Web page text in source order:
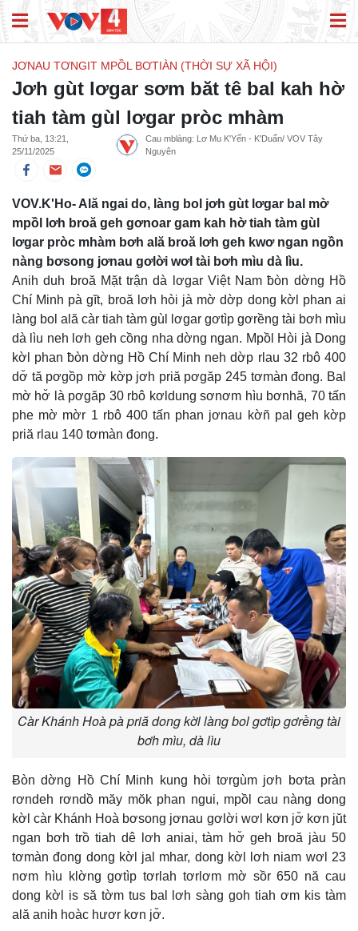
JƠNAU TƠNGIT MPỒL BƠTIÀN (THỜI SỰ XÃ HỘI)
Jơh gùt lơgar sơm băt tê bal kah hờ
tiah tàm gùl lơgar pròc mhàm
Thứ ba, 13:21,
25/11/2025
Cau mblàng: Lơ Mu K'Yến - K'Duẩn/ VOV Tây
Nguyên
VOV.K'Ho- Ală ngai do, làng bol jơh gùt lơgar bal mờ
mpồl lơh broă geh gơnoar gam kah hờ tiah tàm gùl
lơgar pròc mhàm bơh ală broă lơh geh kwơ ngan ngồn
nàng bơsong jơnau gơlời wơl tài bơh mìu dà lìu.
Anih duh broă Mặt trận dà lơgar Việt Nam ƀòn dờng Hồ
Chí Minh pà gĭt, broă lơh hòi jà mờ dờp dong kờl phan ai
làng bol ală càr tiah tàm gùl lơgar gơtìp gơrềng tài bơh mìu
dà lìu neh lơh geh cồng nha dờng ngan. Mpồl Hòi jà Dong
kờl phan ƀòn dờng Hồ Chí Minh neh dờp rlau 32 rbô 400
dơ̆ tă pơgồp mờ kờp jơh priă pơgăp 245 tơmàn đong. Bal
mờ hơ̆ là pơgăp 30 rbô kơldung sơnơm hìu bơnhă, 70 tấn
phe mờ mờr 1 rbô 400 tấn phan jơnau kờñ pal geh kờp
priă rlau 140 tơmàn đong.
Càr Khánh Hoà pà priă dong kờl làng bol gơtìp gơrềng tài
bơh mìu, dà lìu
Ƀòn dờng Hồ Chí Minh kung hòi tơrgùm jơh bơta pràn
rơndeh rơndồ măy mŏk phan ngui, mpồl cau nàng dong
kờl càr Khánh Hoà bơsong jơnau gơlời wơl kơn jơ̆ kơn jŭt
ngan bơh trồ tiah dê lơh aniai, tàm hơ̆ geh broă jàu 50
tơmàn đong dong kờl jal mhar, dong kờl lơh niam wơl 23
nơm hìu klờng gơtìp tơrlah tơrlơm mờ sồr 650 nă cau
dong kờl is să tờm tus bal lơh sàng goh tiah ơm kis tàm
ală anih hoàc hươr kơn jơ̆.